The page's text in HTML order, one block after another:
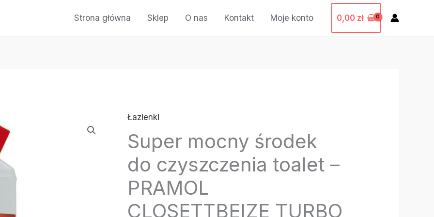
Strona główna Sklep O nas Kontakt Moje konto 0,00 zł
Łazienki
Super mocny środek
do czyszczenia toalet –
PRAMOL
CLOSETTBEIZE TURBO
ilość
Super
mocny
środek
do
czyszczenia
toalet